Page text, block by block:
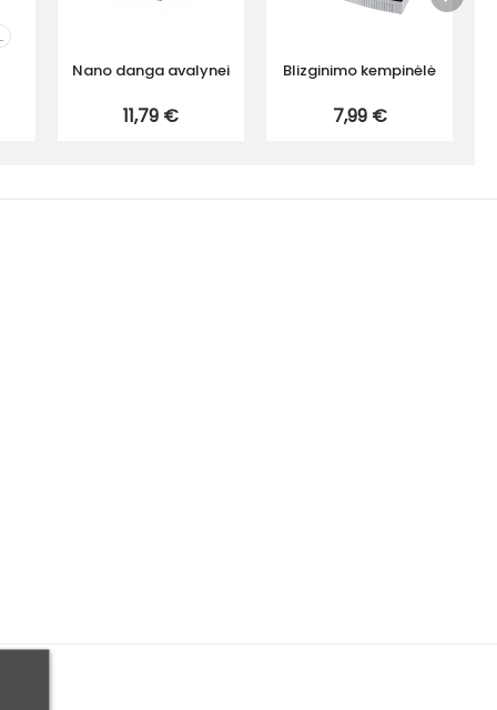
Nano danga avalynei
11,79 €
Blizginimo kempinėlė
7,99 €